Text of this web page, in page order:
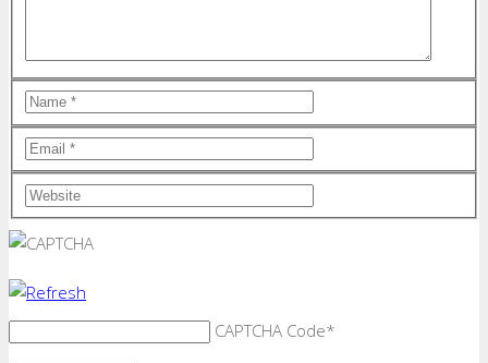
CAPTCHA Code*